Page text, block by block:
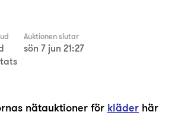
Auktionen slutar
sön 7 jun 21:27
nätauktioner för kläder här